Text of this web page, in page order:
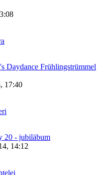
Daydance Frühlingstrümmel
17:40
20 - jubiläbum
14:12